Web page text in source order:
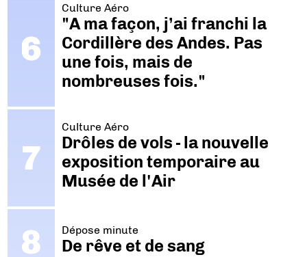
Culture Aéro
"A ma façon, j’ai franchi la
Cordillère des Andes. Pas
une fois, mais de
nombreuses fois."
Culture Aéro
Drôles de vols - la nouvelle
exposition temporaire au
Musée de l'Air
Dépose minute
De rêve et de sang